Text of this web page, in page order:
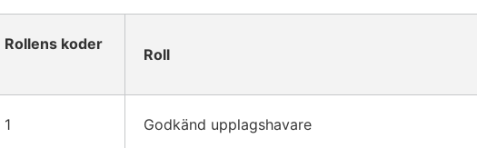
Rollens koder
Roll
1 Godkänd upplagshavare